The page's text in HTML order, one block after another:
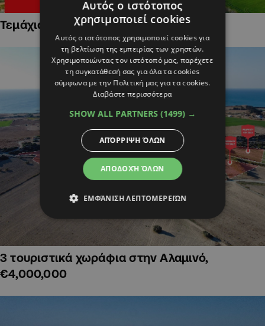
Τεμάχια Γης σε Οικιστικές Περιοχές
3 τουριστικά χωράφια στην Αλαμινό,
€4,000,000
Αυτός ο ιστότοπος
χρησιμοποιεί cookies
Αυτός ο ιστότοπος χρησιμοποιεί cookies για
τη βελτίωση της εμπειρίας των χρηστών.
Χρησιμοποιώντας τον ιστότοπό μας, παρέχετε
τη συγκατάθεσή σας για όλα τα cookies
σύμφωνα με την Πολιτική μας για τα cookies.
Διαβάστε περισσότερα
SHOW ALL PARTNERS (1499) →
ΑΠΟΔΟΧΉ ΌΛΩΝ
ΑΠΌΡΡΙΨΗ ΌΛΩΝ
ΕΜΦΆΝΙΣΗ ΛΕΠΤΟΜΕΡΕΙΏΝ